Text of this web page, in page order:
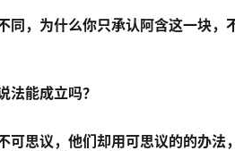
同，为什么你只承认阿含这一块，
能成立吗？
可思议，他们却用可思议的的办法